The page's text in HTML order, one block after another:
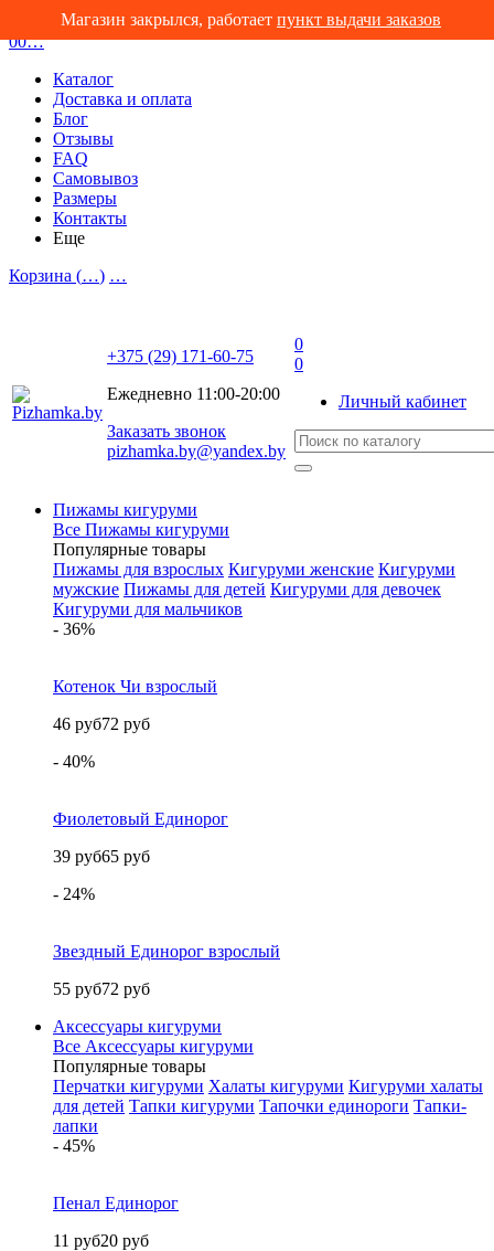
00…
Магазин закрылся, работает пункт выдачи заказов
Каталог
Доставка и оплата
Блог
Отзывы
FAQ
Самовывоз
Размеры
Контакты
Еще
Корзина (…) …
+375 (29) 171-60-75
Ежедневно 11:00-20:00
Заказать звонок
pizhamka.by@yandex.by
0
0
Личный кабинет
Пижамы кигуруми
Все Пижамы кигуруми
Популярные товары
Пижамы для взрослых Кигуруми женские Кигуруми
мужские Пижамы для детей Кигуруми для девочек
Кигуруми для мальчиков
- 36%
Котенок Чи взрослый
46 руб72 руб
- 40%
Фиолетовый Единорог
39 руб65 руб
- 24%
Звездный Единорог взрослый
55 руб72 руб
Аксессуары кигуруми
Все Аксессуары кигуруми
Популярные товары
Перчатки кигуруми Халаты кигуруми Кигуруми халаты
для детей Тапки кигуруми Тапочки единороги Тапки-
лапки
- 45%
Пенал Единорог
11 руб20 руб